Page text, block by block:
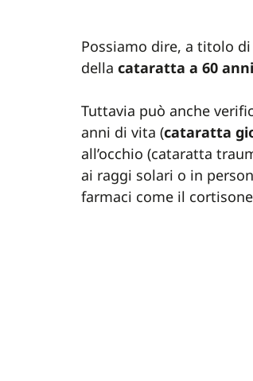
Possiamo dire, a titolo
della cataratta a 60 anni
Tuttavia può anche
anni di vita (cataratta
all’occhio (cataratta
ai raggi solari o in
farmaci come il